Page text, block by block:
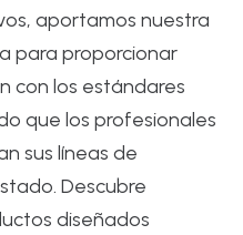
aportamos nuestra
para proporcionar
con los estándares
que los profesionales
sus líneas de
Descubre
diseñados